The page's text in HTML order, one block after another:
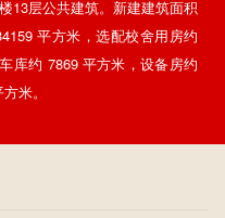
13层公共建筑。新建建筑面积
平方米，选配校舍用房约
库约 7869 平方米，设备房约
米。